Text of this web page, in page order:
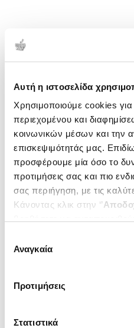
Αυτή η ιστοσελίδα
Χρησιμοποιούμε cookies για
περιεχομένου και
κοινωνικών μέσων και την
επισκεψιμότητάς μας.
προσφέρουμε μία όσο το
προτιμήσεις σας και πιο
σας περιήγηση, με τις
Κάνοντας κλικ στην ‘’
ενδιαφέρουν και να
΄΄και
συγκατάθεσης
Αναγκαία
Προτιμήσεις
Στατιστικά